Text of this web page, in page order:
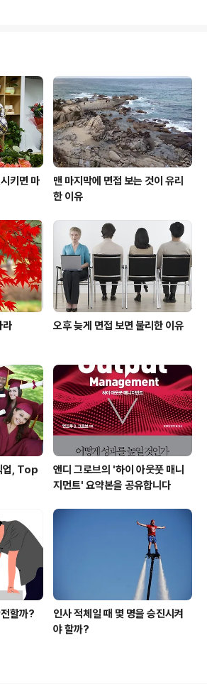
(training)은 전체적인 맥락
체적인(specific) 스킬'과 지
큰 그림을 몰라도 되는 스킬
. 해당 직무에 꼭 필요한 기
정이라고 봐도 되겠네요. 당
키면 마
맨 마지막에 면접 보는 것이 유리
한 이유
라 오후 늦게 면접 보면 불리한 이유
업, Top
앤디 그로브의 '하이 아웃풋 매니
지먼트' 요약본을 공유합니다
할까?
인사 적체일 때 몇 명을 승진시켜
야 할까?